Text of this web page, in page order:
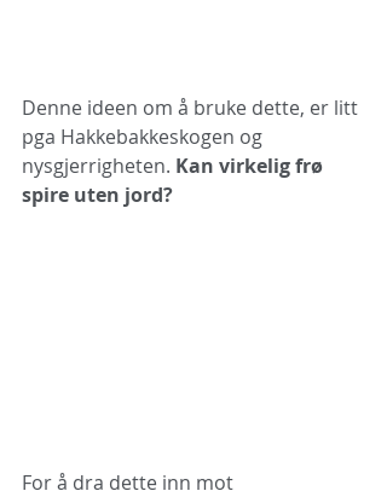
Denne ideen om å bruke dette, er litt
pga Hakkebakkeskogen og
nysgjerrigheten. Kan virkelig frø
spire uten jord?
For å dra dette inn mot